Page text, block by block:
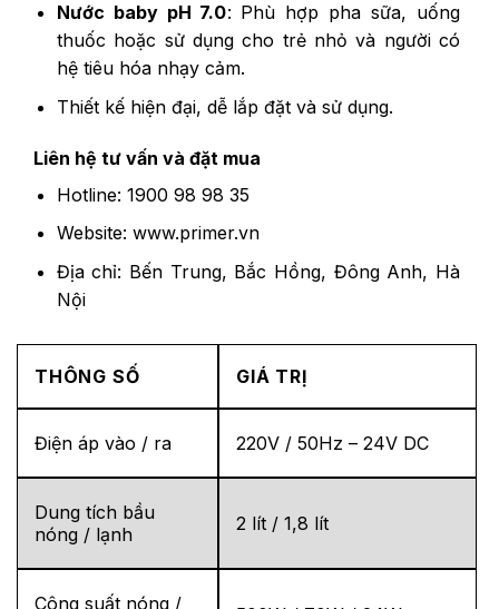
Nước baby pH 7.0: Phù hợp pha sữa, uống
thuốc hoặc sử dụng cho trẻ nhỏ và người có
hệ tiêu hóa nhạy cảm.
Thiết kế hiện đại, dễ lắp đặt và sử dụng.
Liên hệ tư vấn và đặt mua
Hotline: 1900 98 98 35
Website: www.primer.vn
Địa chỉ: Bến Trung, Bắc Hồng, Đông Anh, Hà
Nội
THÔNG SỐ GIÁ TRỊ
Điện áp vào / ra 220V / 50Hz – 24V DC
Dung tích bầu
nóng / lạnh
2 lít / 1,8 lít
Công suất nóng /